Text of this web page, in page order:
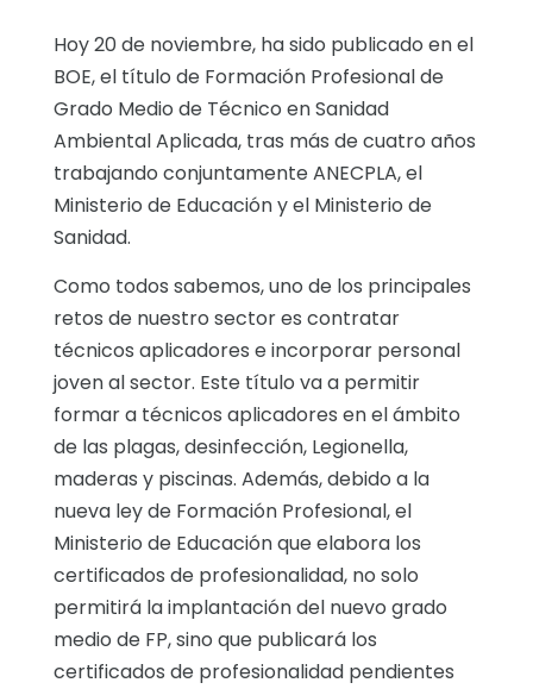
Hoy 20 de noviembre, ha sido publicado en el
BOE, el título de Formación Profesional de
Grado Medio de Técnico en Sanidad
Ambiental Aplicada, tras más de cuatro años
trabajando conjuntamente ANECPLA, el
Ministerio de Educación y el Ministerio de
Sanidad.
Como todos sabemos, uno de los principales
retos de nuestro sector es contratar
técnicos aplicadores e incorporar personal
joven al sector. Este título va a permitir
formar a técnicos aplicadores en el ámbito
de las plagas, desinfección, Legionella,
maderas y piscinas. Además, debido a la
nueva ley de Formación Profesional, el
Ministerio de Educación que elabora los
certificados de profesionalidad, no solo
permitirá la implantación del nuevo grado
medio de FP, sino que publicará los
certificados de profesionalidad pendientes